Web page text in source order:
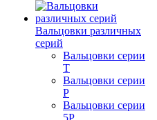
Вальцовки различных
серий
Вальцовки серии
Т
Вальцовки серии
Р
Вальцовки серии
5Р